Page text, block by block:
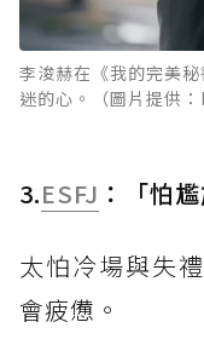
李浚赫在《我的完美
迷的心。（圖片提供
3.ESFJ ：「怕
太怕冷場與失
會疲憊。